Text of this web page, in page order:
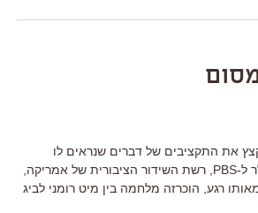
את התקציבים של דברים שנראים לו
מיותרים, כמו למשל התקציב הפדרלי בן 450 מיליון הדולר ל-PBS, רשת השידור הציבורית של אמריקה,
מאותו רגע, הוכרזה מלחמה בין מיט רומני לביג